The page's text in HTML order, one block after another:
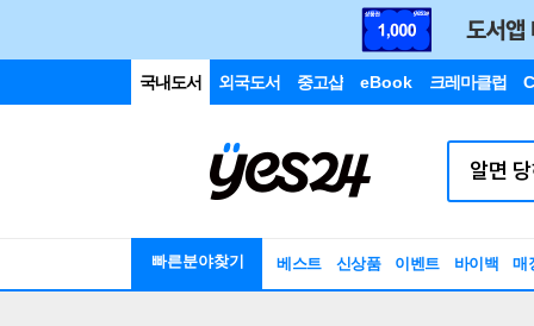
국내도서 외국도서 중고샵 eBook 크레마클럽
빠른분야찾기 베스트 신상품 이벤트 바이백 매